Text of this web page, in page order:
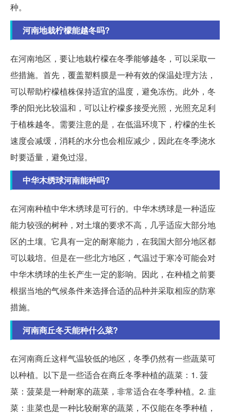
种。
河南地栽柠檬能越冬吗?
在河南地区，要让地栽柠檬在冬季能够越冬，可以采取一
些措施。首先，覆盖塑料膜是一种有效的保温处理方法，
可以帮助柠檬植株保持适宜的温度，避免冻伤。此外，冬
季的阳光比较温和，可以让柠檬多接受光照，光照充足利
于植株越冬。需要注意的是，在低温环境下，柠檬的生长
速度会减缓，消耗的水分也会相应减少，因此在冬季浇水
时要适量，避免过湿。
中华木绣球河南能种吗?
在河南种植中华木绣球是可行的。中华木绣球是一种适应
能力较强的树种，对土壤的要求不高，几乎适应大部分地
区的土壤。它具有一定的耐寒能力，在我国大部分地区都
可以栽培。但是在一些北方地区，气温过于寒冷可能会对
中华木绣球的生长产生一定的影响。因此，在种植之前要
根据当地的气候条件来选择合适的品种并采取相应的防寒
措施。
河南商丘冬天能种什么菜?
在河南商丘这样气温较低的地区，冬季仍然有一些蔬菜可
以种植。以下是一些适合在商丘冬季种植的蔬菜：1. 菠
菜：菠菜是一种耐寒的蔬菜，非常适合在冬季种植。2. 韭
菜：韭菜也是一种比较耐寒的蔬菜，不仅能在冬季种植，